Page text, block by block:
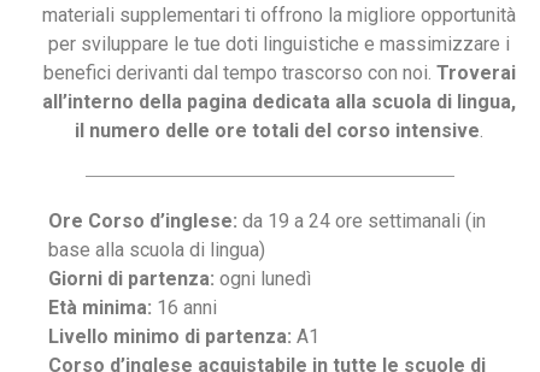
materiali supplementari ti offrono la migliore opportunità
per sviluppare le tue doti linguistiche e massimizzare i
benefici derivanti dal tempo trascorso con noi. Troverai
all’interno della pagina dedicata alla scuola di lingua,
il numero delle ore totali del corso intensive.
Ore Corso d’inglese: da 19 a 24 ore settimanali (in
base alla scuola di lingua)
Giorni di partenza: ogni lunedì
Età minima: 16 anni
Livello minimo di partenza: A1
Corso d’inglese acquistabile in tutte le scuole di